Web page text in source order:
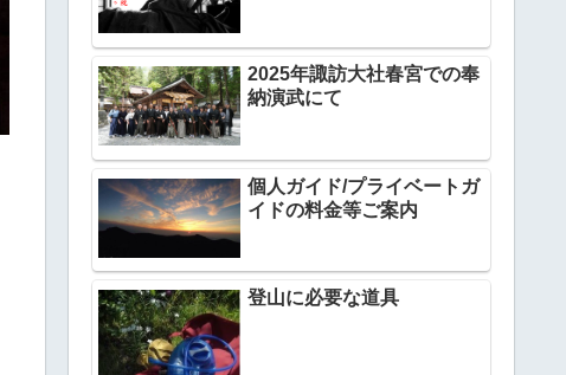
2025年諏訪大社春宮での奉
納演武にて
個人ガイド/プライベートガ
イドの料金等ご案内
登山に必要な道具